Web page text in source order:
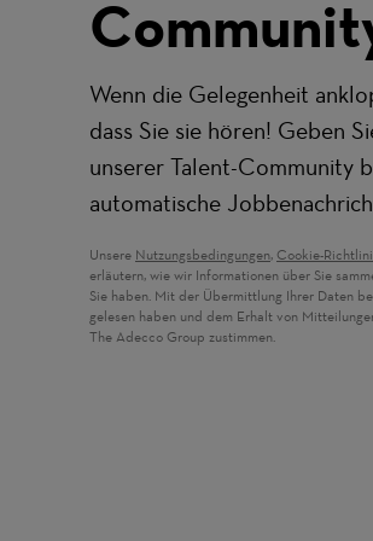
Wenn die Gelegenheit
dass Sie sie hören! Geben
unserer Talent-Community
automatische
Unsere Nutzungsbedingungen, Cookie-
erläutern, wie wir Informationen über Sie
Sie haben. Mit der Übermittlung Ihrer Daten
gelesen haben und dem Erhalt von
The Adecco Group zustimmen.